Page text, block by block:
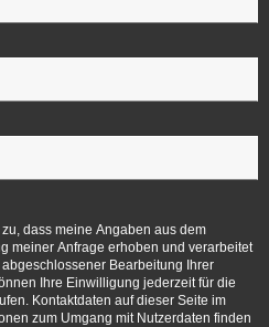
dass meine Angaben aus dem
meiner Anfrage erhoben und verarbeitet
Bearbeitung Ihrer
Ihre Einwilligung jederzeit für die
Kontaktdaten auf dieser Seite im
zum Umgang mit Nutzerdaten finden